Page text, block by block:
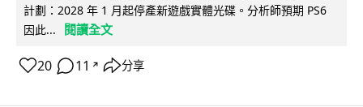
計劃：2028 年 1 月起停產新遊戲實體光碟。分析師預期 PS6
因此...
閱讀全文
20 11 ↗ 分享